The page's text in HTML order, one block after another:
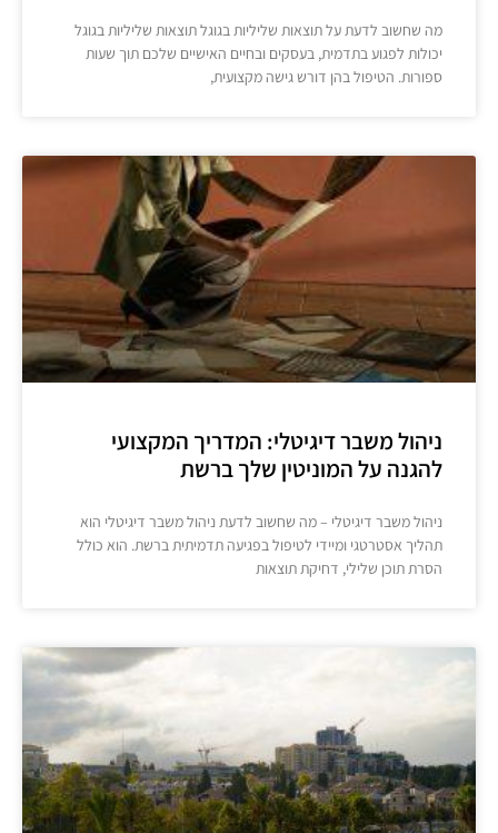
מה שחשוב לדעת על תוצאות שליליות בגוגל תוצאות שליליות בגוגל
יכולות לפגוע בתדמית, בעסקים ובחיים האישיים שלכם תוך שעות
ספורות. הטיפול בהן דורש גישה מקצועית,
ניהול משבר דיגיטלי: המדריך המקצועי
להגנה על המוניטין שלך ברשת
ניהול משבר דיגיטלי – מה שחשוב לדעת ניהול משבר דיגיטלי הוא
תהליך אסטרטגי ומיידי לטיפול בפגיעה תדמיתית ברשת. הוא כולל
הסרת תוכן שלילי, דחיקת תוצאות